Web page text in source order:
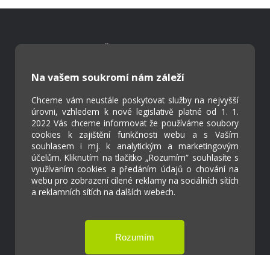
Na vašem soukromí nám záleží
Chceme vám neustále poskytovat služby na nejvyšší
úrovni, vzhledem k nové legislativě platné od 1. 1.
2022 Vás chceme informovat že používáme soubory
cookies k zajištění funkčnosti webu a s Vaším
souhlasem i mj. k analytickým a marketingovým
účelům. Kliknutím na tlačítko „Rozumím“ souhlasíte s
využívaním cookies a předáním údajů o chování na
webu pro zobrazení cílené reklamy na sociálních sítích
a reklamních sítích na dalších webech.
Kontakty
Projekty
Virtuální prohlídka
Cookies
Přístupnost
Přihlášení